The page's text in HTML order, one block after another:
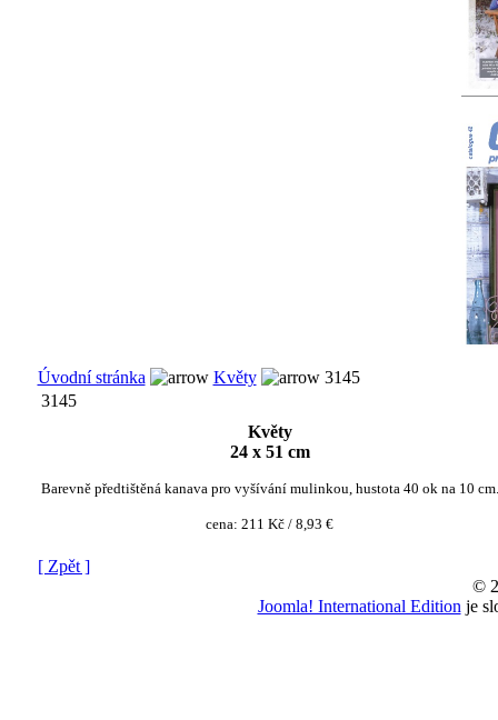
Úvodní stránka Květy
3145
3145
Květy
24 x 51 cm
Barevně předtištěná kanava pro vyšívání mulinkou, hustota 40 ok na 10 cm.
cena: 211 Kč / 8,93 €
[ Zpět ]
©
Joomla! International Edition je